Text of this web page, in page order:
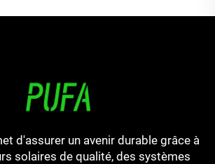
d'assurer un avenir durable grâce à
solaires de qualité, des systèmes